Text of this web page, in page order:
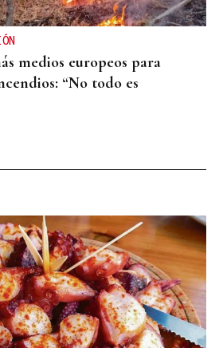
medios europeos para
“No todo es